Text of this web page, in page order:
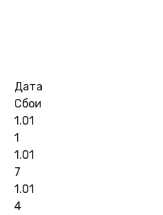
Дата
Сбои
1.01
1
1.01
7
1.01
4